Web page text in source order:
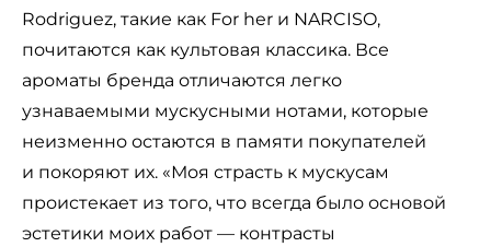
Rodriguez, такие как For her и NARCISO,
почитаются как культовая классика. Все
ароматы бренда отличаются легко
узнаваемыми мускусными нотами, которые
неизменно остаются в памяти покупателей
и покоряют их. «Моя страсть к мускусам
проистекает из того, что всегда было основой
эстетики моих работ — контрасты